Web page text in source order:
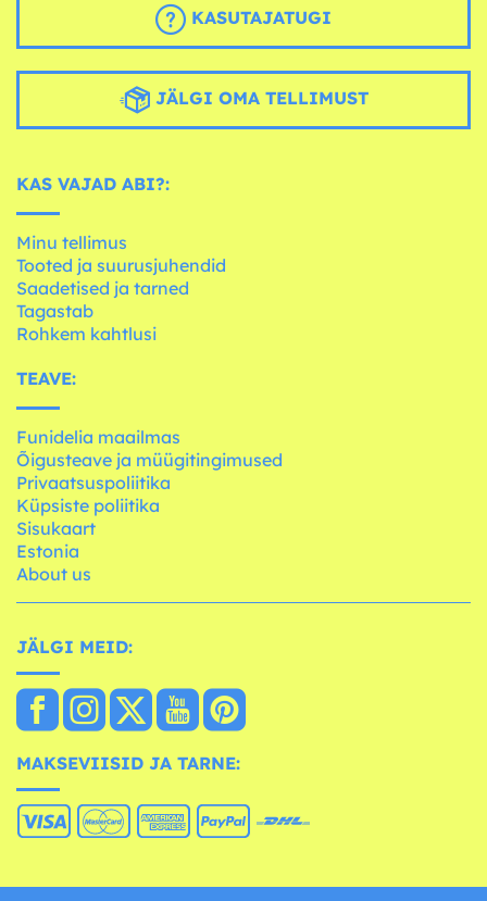
KASUTAJATUGI
JÄLGI OMA TELLIMUST
KAS VAJAD ABI?:
Minu tellimus
Tooted ja suurusjuhendid
Saadetised ja tarned
Tagastab
Rohkem kahtlusi
TEAVE:
Funidelia maailmas
Õigusteave ja müügitingimused
Privaatsuspoliitika
Küpsiste poliitika
Sisukaart
Estonia
About us
JÄLGI MEID:
MAKSEVIISID JA TARNE: